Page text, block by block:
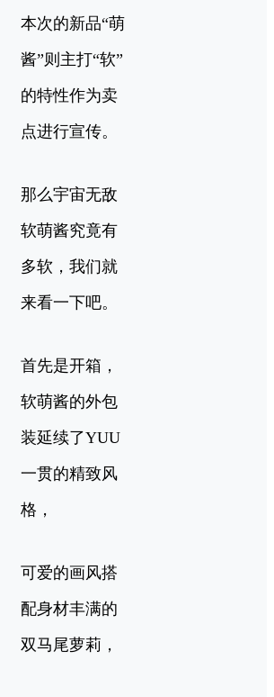
本次的新品“萌
酱”则主打“软”
的特性作为卖
点进行宣传。
那么宇宙无敌
软萌酱究竟有
多软，我们就
来看一下吧。
首先是开箱，
软萌酱的外包
装延续了YUU
一贯的精致风
格，
可爱的画风搭
配身材丰满的
双马尾萝莉，